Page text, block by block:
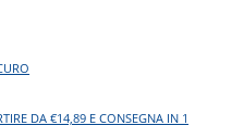
DA €14,89 E CONSEGNA IN 1